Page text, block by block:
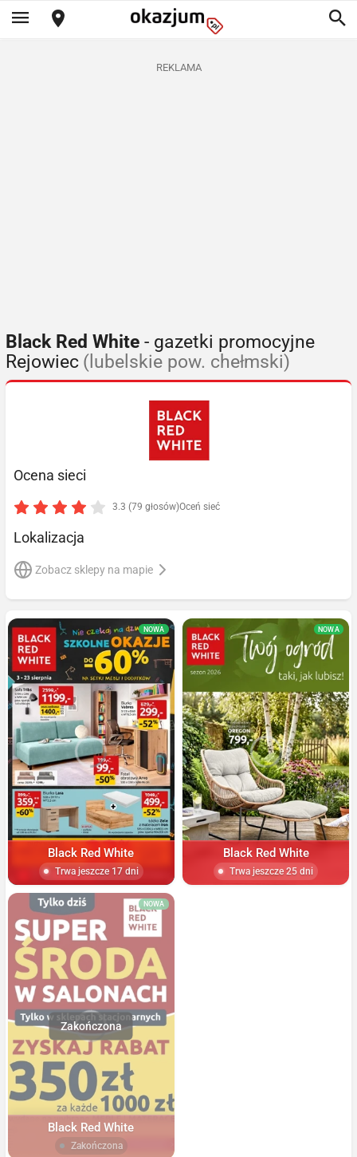
REKLAMA
Black Red White - gazetki promocyjne
Rejowiec (lubelskie pow. chełmski)
Ocena sieci
3.3 (79 głosów)Oceń sieć
Lokalizacja
Zobacz sklepy na mapie
NOWA
Black Red White
Trwa jeszcze 17 dni
NOWA
Black Red White
Trwa jeszcze 25 dni
NOWA
Black Red White
Zakończona